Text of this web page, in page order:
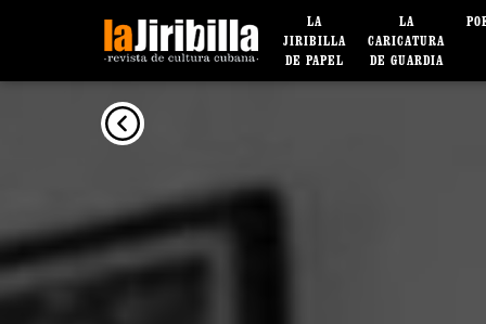
LA
JIRIBILLA
DE PAPEL
LA
CARICATURA
DE GUARDIA